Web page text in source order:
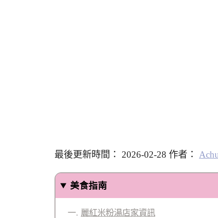
最後更新時間： 2026-02-28 作者：
美食指南
麗紅米粉湯店家資訊